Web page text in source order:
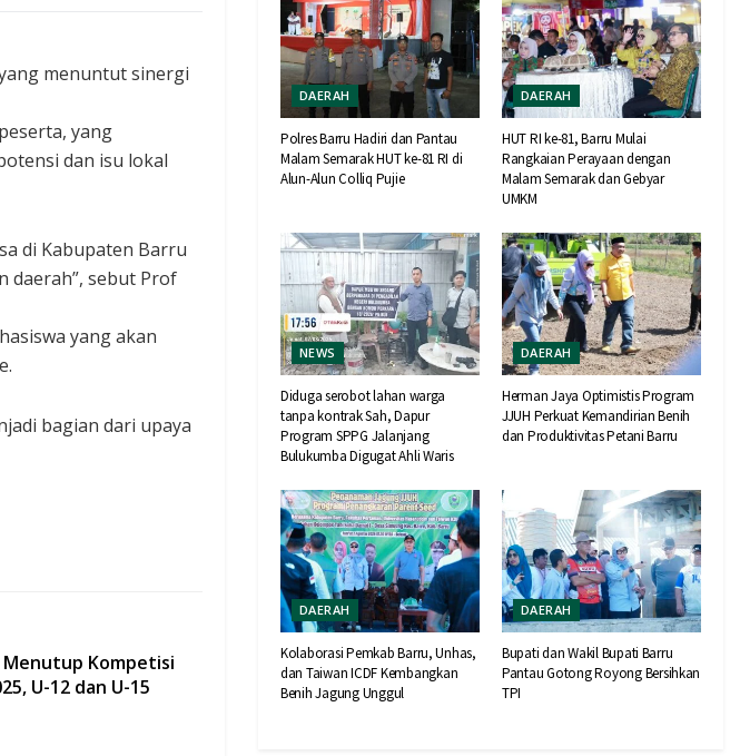
menuntut sinergi
yang
dan isu lokal
di Kabupaten Barru
daerah”, sebut Prof
yang akan
bagian dari upaya
Menutup Kompetisi
U-12 dan U-15
DAERAH
Polres Barru Hadiri dan Pantau
Malam Semarak HUT ke-81 RI di
Alun-Alun Colliq Pujie
DAERAH
HUT RI ke-81, Barru Mulai
Rangkaian Perayaan dengan
Malam Semarak dan Gebyar
UMKM
NEWS
Diduga serobot lahan warga
tanpa kontrak Sah, Dapur
Program SPPG Jalanjang
Bulukumba Digugat Ahli Waris
DAERAH
Herman Jaya Optimistis Program
JJUH Perkuat Kemandirian Benih
dan Produktivitas Petani Barru
DAERAH
Kolaborasi Pemkab Barru, Unhas,
dan Taiwan ICDF Kembangkan
Benih Jagung Unggul
DAERAH
Bupati dan Wakil Bupati Barru
Pantau Gotong Royong Bersihkan
TPI